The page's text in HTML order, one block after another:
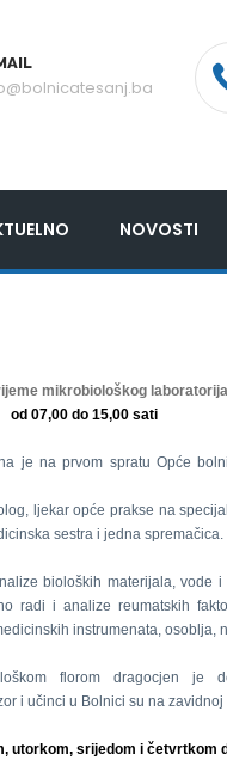
NOVOSTI
mikrobiološkog laboratorija
od 07,00 do 15,00 sati
je na prvom spratu Opće
ljekar opće prakse na
sestra i jedna spremačica.
bioloških materijala, vode
radi i analize reumatskih
instrumenata, osoblja,
florom dragocjen je
i učinci u Bolnici su na zavidnoj
utorkom, srijedom i četvrtkom